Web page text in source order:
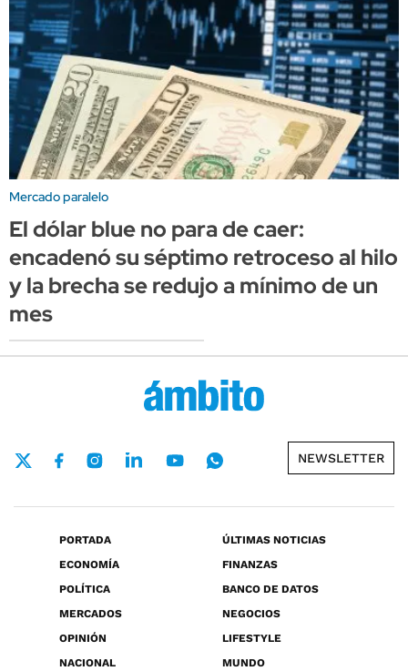
Mercado paralelo
El dólar blue no para de caer:
encadenó su séptimo retroceso al hilo
y la brecha se redujo a mínimo de un
mes
NEWSLETTER
PORTADA
ÚLTIMAS NOTICIAS
ECONOMÍA
FINANZAS
POLÍTICA
BANCO DE DATOS
MERCADOS
NEGOCIOS
OPINIÓN
LIFESTYLE
NACIONAL
MUNDO